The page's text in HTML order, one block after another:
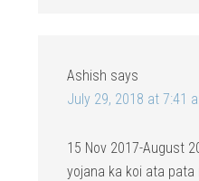
Ashish says
July 29, 2018 at 7:41
15 Nov 2017-August
yojana ka koi ata